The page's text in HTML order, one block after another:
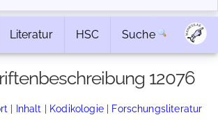
Literatur HSC Suche
12076
| Inhalt | Kodikologie| Forschungsliteratur